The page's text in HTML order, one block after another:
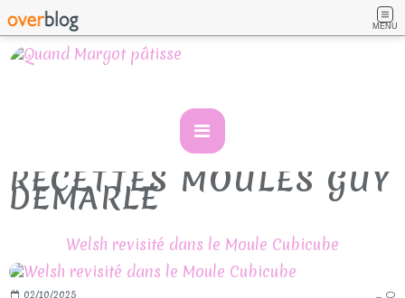
MENU
RECETTES MOULES GUY
DEMARLE
Welsh revisité dans le Moule Cubicube
02/10/2025 …